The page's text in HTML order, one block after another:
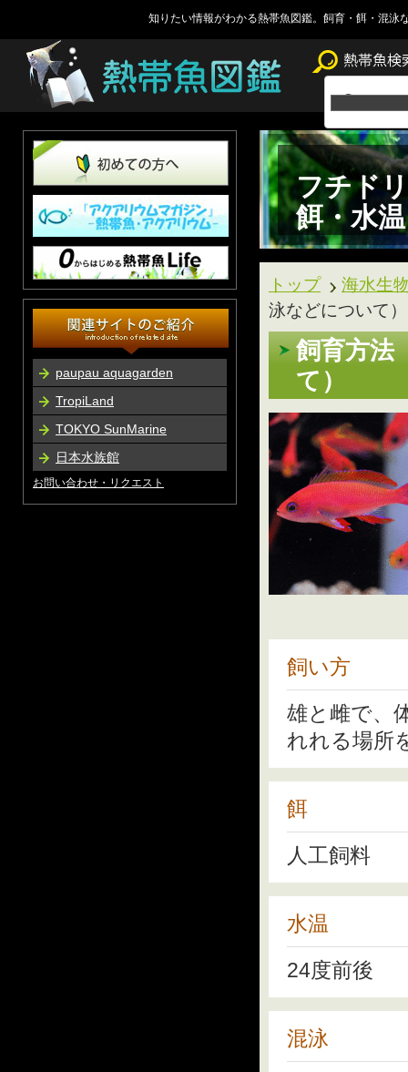
知りたい情報がわかる熱帯魚図鑑。飼育・餌・混泳
フチド
餌・水
トップ
海水生
泳などについて）
飼育方法
て）
飼い方
雄と雌で、
れれる場所
餌
人工飼料
水温
24度前後
混泳
paupau aquagarden
TropiLand
TOKYO SunMarine
日本水族館
お問い合わせ・リクエスト